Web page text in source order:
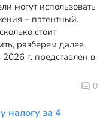
могут использовать
– патентный.
стоит
разберем далее.
г. представлен в
0
налогу за 4